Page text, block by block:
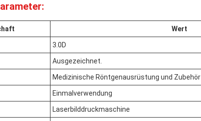
Wert
3.0D
Ausgezeichnet.
Medizinische Röntgenausrüstung und Zubehör
Einmalverwendung
Laserbilddruckmaschine